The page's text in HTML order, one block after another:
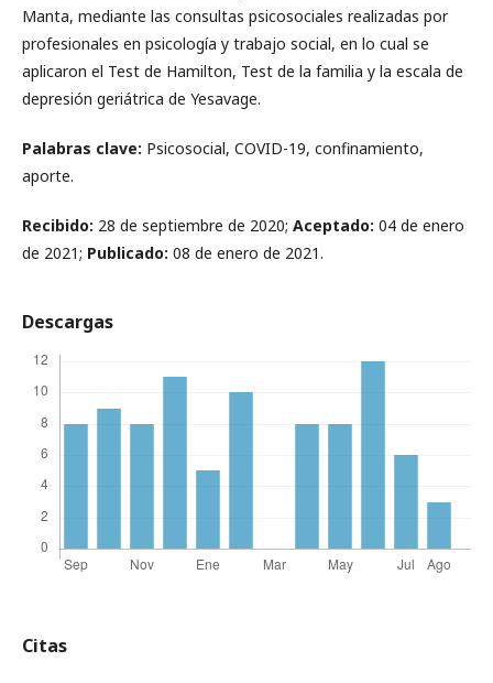
Manta, mediante las consultas psicosociales realizadas por
profesionales en psicología y trabajo social, en lo cual se
aplicaron el Test de Hamilton, Test de la familia y la escala de
depresión geriátrica de Yesavage.
Palabras clave: Psicosocial, COVID-19, confinamiento,
aporte.
Recibido: 28 de septiembre de 2020; Aceptado: 04 de enero
de 2021; Publicado: 08 de enero de 2021.
Descargas
Citas